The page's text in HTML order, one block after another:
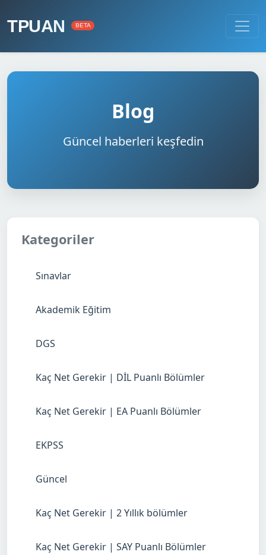
TPUAN BETA
Blog
Güncel haberleri keşfedin
Kategoriler
Sınavlar
Akademik Eğitim
DGS
Kaç Net Gerekir | DİL Puanlı Bölümler
Kaç Net Gerekir | EA Puanlı Bölümler
EKPSS
Güncel
Kaç Net Gerekir | 2 Yıllık bölümler
Kaç Net Gerekir | SAY Puanlı Bölümler